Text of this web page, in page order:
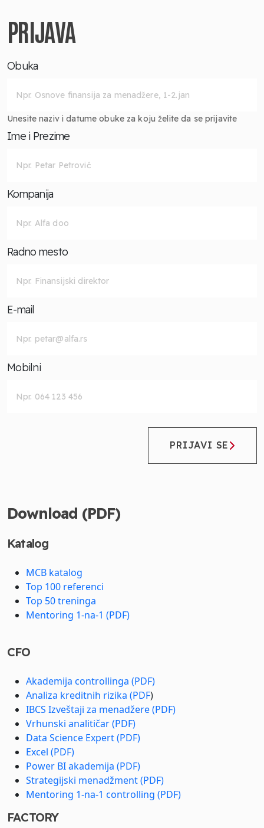
PRIJAVA
Obuka
Unesite naziv i datume obuke za koju želite da se prijavite
Ime i Prezime
Kompanija
Radno mesto
E-mail
Mobilni
PRIJAVI SE
Download (PDF)
Katalog
MCB katalog
Top 100 referenci
Top 50 treninga
Mentoring 1-na-1 (PDF)
CFO
Akademija controllinga (PDF)
Analiza kreditnih rizika (PDF)
IBCS Izveštaji za menadžere (PDF)
Vrhunski analitičar (PDF)
Data Science Expert (PDF)
Excel (PDF)
Power BI akademija (PDF)
Strategijski menadžment (PDF)
Mentoring 1-na-1 controlling (PDF)
FACTORY